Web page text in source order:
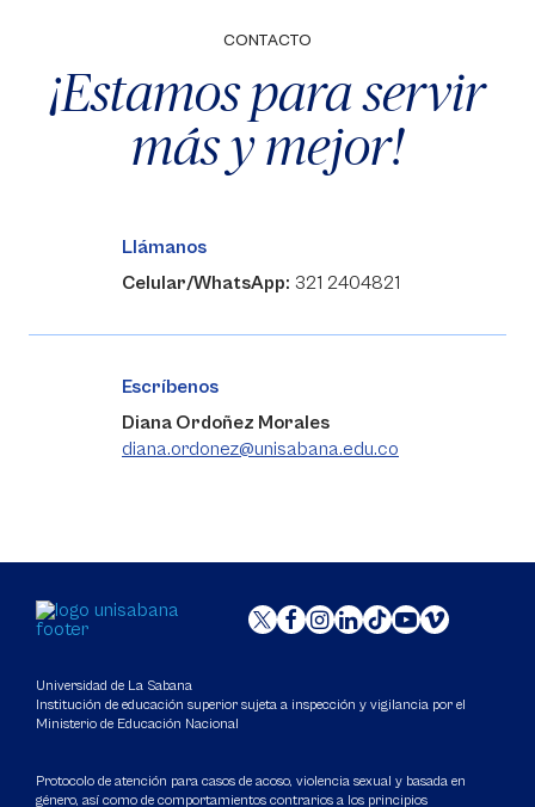
CONTACTO
¡Estamos para servir
más y mejor!
Llámanos
Celular/WhatsApp: 321 2404821
Escríbenos
Diana Ordoñez Morales
diana.ordonez@unisabana.edu.co
Universidad de La Sabana
Institución de educación superior sujeta a inspección y vigilancia por el
Ministerio de Educación Nacional
Protocolo de atención para casos de acoso, violencia sexual y basada en
género, así como de comportamientos contrarios a los principios